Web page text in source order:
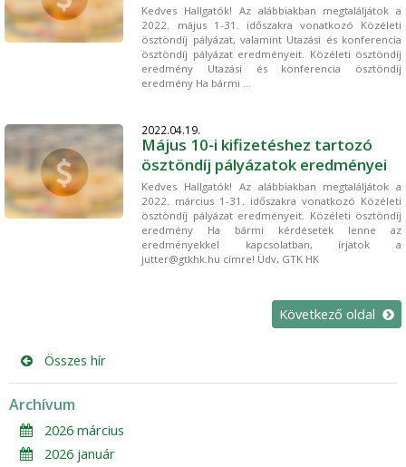
Kedves Hallgatók! Az alábbiakban megtaláljátok a
2022. május 1-31. időszakra vonatkozó Közéleti
ösztöndíj pályázat, valamint Utazási és konferencia
ösztöndíj pályázat eredményeit. Közéleti ösztöndíj
eredmény Utazási és konferencia ösztöndíj
eredmény Ha bármi ...
2022.04.19.
Május 10-i kifizetéshez tartozó
ösztöndíj pályázatok eredményei
Kedves Hallgatók! Az alábbiakban megtaláljátok a
2022. március 1-31. időszakra vonatkozó Közéleti
ösztöndíj pályázat eredményeit. Közéleti ösztöndíj
eredmény Ha bármi kérdésetek lenne az
eredményekkel kapcsolatban, írjatok a
jutter@gtkhk.hu címre! Üdv, GTK HK
Következő oldal
Összes hír
Archívum
2026 március
2026 január